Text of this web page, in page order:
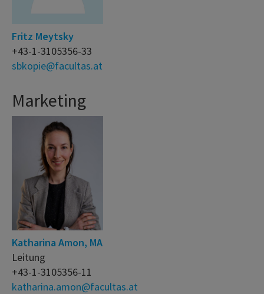
Fritz Meytsky
+43-1-3105356-33
sbkopie@facultas.at
Marketing
Katharina Amon, MA
Leitung
+43-1-3105356-11
katharina.amon@facultas.at